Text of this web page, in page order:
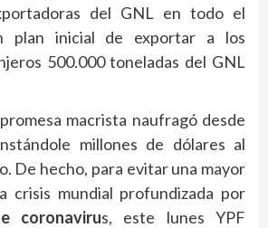
del GNL en todo el
plan inicial de exportar a los
500.000 toneladas del GNL
macrista naufragó desde
millones de dólares al
De hecho, para evitar una mayor
crisis mundial profundizada por
coronavirus, este lunes YPF